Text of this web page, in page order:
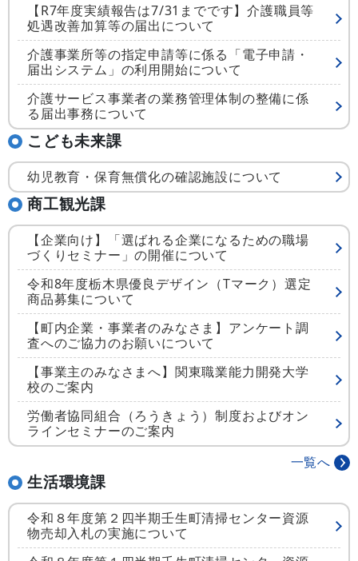
【R7年度実績報告は7/31までです】介護職員等
処遇改善加算等の届出について
介護事業所等の指定申請等に係る「電子申請・
届出システム」の利用開始について
介護サービス事業者の業務管理体制の整備に係
る届出事務について
こども未来課
幼児教育・保育無償化の確認施設について
商工観光課
【企業向け】「選ばれる企業になるための職場
づくりセミナー」の開催について
令和8年度栃木県優良デザイン（Tマーク）選定
商品募集について
【町内企業・事業者のみなさま】アンケート調
査へのご協力のお願いについて
【事業主のみなさまへ】関東職業能力開発大学
校のご案内
労働者協同組合（ろうきょう）制度およびオン
ラインセミナーのご案内
一覧へ
生活環境課
令和８年度第２四半期壬生町清掃センター資源
物売却入札の実施について